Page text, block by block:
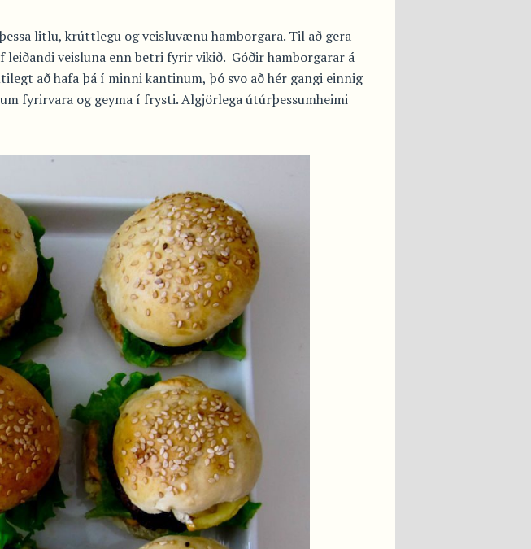
litlu, krúttlegu og veisluvænu hamborgara. Til að gera
veisluna enn betri fyrir vikið. Góðir hamborgarar á
að hafa þá í minni kantinum, þó svo að hér gangi einnig
fyrirvara og geyma í frysti. Algjörlega útúrþessumheimi